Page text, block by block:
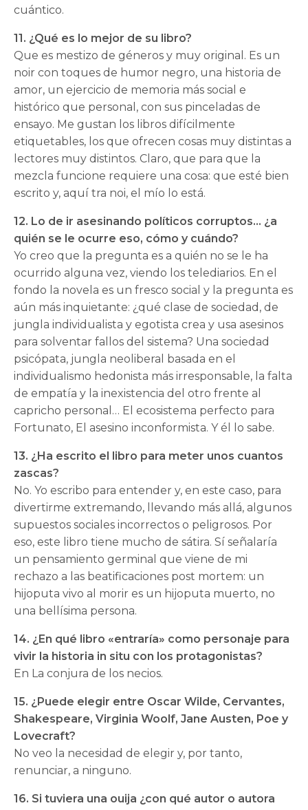
cuántico.
11. ¿Qué es lo mejor de su libro?
Que es mestizo de géneros y muy original. Es un
noir con toques de humor negro, una historia de
amor, un ejercicio de memoria más social e
histórico que personal, con sus pinceladas de
ensayo. Me gustan los libros difícilmente
etiquetables, los que ofrecen cosas muy distintas a
lectores muy distintos. Claro, que para que la
mezcla funcione requiere una cosa: que esté bien
escrito y, aquí tra noi, el mío lo está.
12. Lo de ir asesinando políticos corruptos… ¿a
quién se le ocurre eso, cómo y cuándo?
Yo creo que la pregunta es a quién no se le ha
ocurrido alguna vez, viendo los telediarios. En el
fondo la novela es un fresco social y la pregunta es
aún más inquietante: ¿qué clase de sociedad, de
jungla individualista y egotista crea y usa asesinos
para solventar fallos del sistema? Una sociedad
psicópata, jungla neoliberal basada en el
individualismo hedonista más irresponsable, la falta
de empatía y la inexistencia del otro frente al
capricho personal… El ecosistema perfecto para
Fortunato, El asesino inconformista. Y él lo sabe.
13. ¿Ha escrito el libro para meter unos cuantos
zascas?
No. Yo escribo para entender y, en este caso, para
divertirme extremando, llevando más allá, algunos
supuestos sociales incorrectos o peligrosos. Por
eso, este libro tiene mucho de sátira. Sí señalaría
un pensamiento germinal que viene de mi
rechazo a las beatificaciones post mortem: un
hijoputa vivo al morir es un hijoputa muerto, no
una bellísima persona.
14. ¿En qué libro «entraría» como personaje para
vivir la historia in situ con los protagonistas?
En La conjura de los necios.
15. ¿Puede elegir entre Oscar Wilde, Cervantes,
Shakespeare, Virginia Woolf, Jane Austen, Poe y
Lovecraft?
No veo la necesidad de elegir y, por tanto,
renunciar, a ninguno.
16. Si tuviera una ouija ¿con qué autor o autora